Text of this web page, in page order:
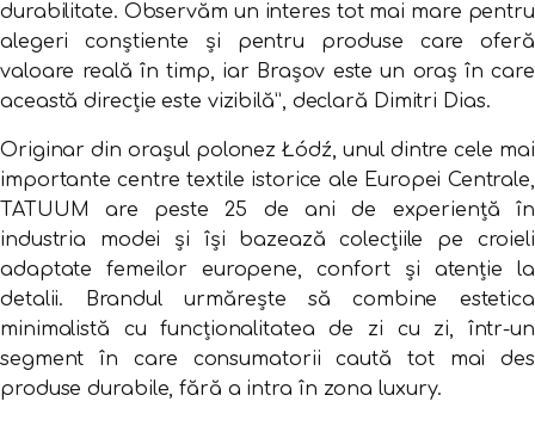
durabilitate. Observăm un interes tot mai mare pentru
alegeri conștiente și pentru produse care oferă
valoare reală în timp, iar Brașov este un oraș în care
această direcție este vizibilă”, declară Dimitri Dias.
Originar din orașul polonez Łódź, unul dintre cele mai
importante centre textile istorice ale Europei Centrale,
TATUUM are peste 25 de ani de experiență în
industria modei și își bazează colecțiile pe croieli
adaptate femeilor europene, confort și atenție la
detalii. Brandul urmărește să combine estetica
minimalistă cu funcționalitatea de zi cu zi, într-un
segment în care consumatorii caută tot mai des
produse durabile, fără a intra în zona luxury.